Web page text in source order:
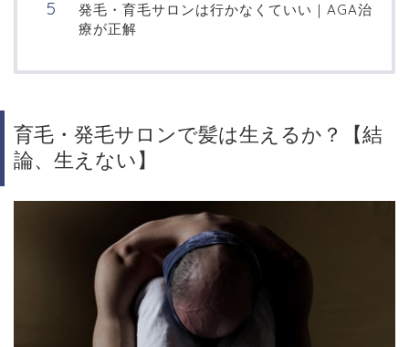
発毛・育毛サロンは行かなくていい｜AGA治
療が正解
育毛・発毛サロンで髪は生えるか？【結
論、生えない】